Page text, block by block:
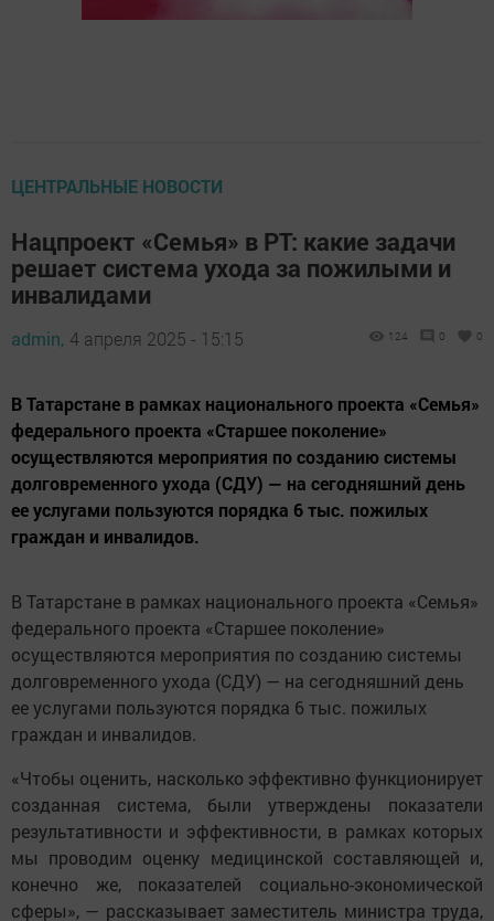
ЦЕНТРАЛЬНЫЕ НОВОСТИ
Нацпроект «Семья» в РТ: какие задачи
решает система ухода за пожилыми и
инвалидами
admin, 4 апреля 2025 - 15:15 124 0 0
В Татарстане в рамках национального проекта «Семья»
федерального проекта «Старшее поколение»
осуществляются мероприятия по созданию системы
долговременного ухода (СДУ) — на сегодняшний день
ее услугами пользуются порядка 6 тыс. пожилых
граждан и инвалидов.
В Татарстане в рамках национального проекта «Семья»
федерального проекта «Старшее поколение»
осуществляются мероприятия по созданию системы
долговременного ухода (СДУ) — на сегодняшний день
ее услугами пользуются порядка 6 тыс. пожилых
граждан и инвалидов.
«Чтобы оценить, насколько эффективно функционирует
созданная система, были утверждены показатели
результативности и эффективности, в рамках которых
мы проводим оценку медицинской составляющей и,
конечно же, показателей социально-экономической
сферы», — рассказывает заместитель министра труда,